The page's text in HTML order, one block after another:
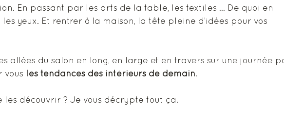
En passant par les arts de la table, les textiles … De quoi en
yeux. Et rentrer à la maison, la tête pleine d’idées pour vos
allées du salon en long, en large et en travers sur une journée
vous les tendances des intérieurs de demain.
les découvrir ? Je vous décrypte tout ça.